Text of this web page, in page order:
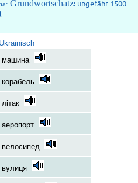
Grundwortschatz: ungefähr 1500
Ukrainisch
машина
корабель
літак
аеропорт
велосипед
вулиця